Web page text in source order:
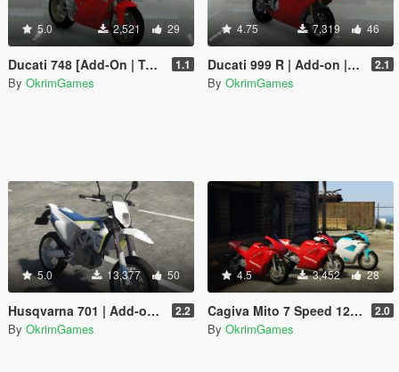
5.0 2,521 29
Ducati 748 [Add-On | Tuning] 1.1
By OkrimGames
4.75 7,319 46
Ducati 999 R | Add-on | Tuning 2.1
By OkrimGames
5.0 13,377 50
Husqvarna 701 | Add-on | Tuning 2.2
By OkrimGames
4.5 3,452 28
Cagiva Mito 7 Speed 125cc | Add-on | Tunable | Sound 2.0
By OkrimGames